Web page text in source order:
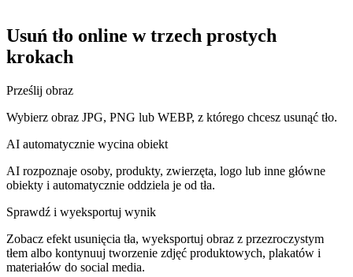
Usuń tło online w trzech prostych
krokach
Prześlij obraz
Wybierz obraz JPG, PNG lub WEBP, z którego chcesz usunąć tło.
AI automatycznie wycina obiekt
AI rozpoznaje osoby, produkty, zwierzęta, logo lub inne główne
obiekty i automatycznie oddziela je od tła.
Sprawdź i wyeksportuj wynik
Zobacz efekt usunięcia tła, wyeksportuj obraz z przezroczystym
tłem albo kontynuuj tworzenie zdjęć produktowych, plakatów i
materiałów do social media.